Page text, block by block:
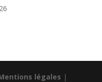
légales |